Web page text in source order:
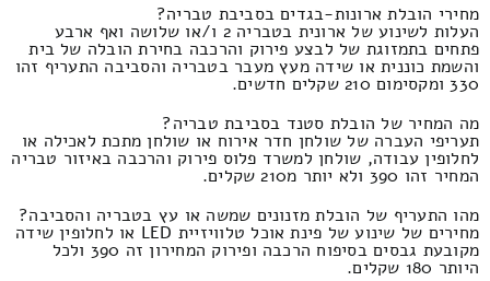
מחירי הובלת ארונות-בגדים בסביבת טבריה?
העלות לשינוע של ארונית בטבריה 2 ו/או שלושה ואף ארבע
פתחים בתמזוגת של לבצע פירוק והרכבה בחירת הובלה של בית
והשמת כוננית או שידה מעץ מעבר בטבריה והסביבה התעריף זהו
330 ומקסימום 210 שקלים חדשים.
מה המחיר של הובלת סטנד בסביבת טבריה?
תעריפי העברה של שולחן חדר אירוח או שולחן מתכת לאכילה או
לחלופין עבודה, שולחן למשרד פלוס פירוק והרכבה באיזור טבריה
המחיר זהו 390 ולא יותר מ210 שקלים.
מהו התעריף של הובלת מזנונים שמשה או עץ בטבריה והסביבה?
מחירים של שינוע של פינת אוכל טלוויזיית LED או לחלופין שידה
מקובעת גבסים בסיפוח הרכבה ופירוק המחירון זה 390 ולכל
היותר 180 שקלים.